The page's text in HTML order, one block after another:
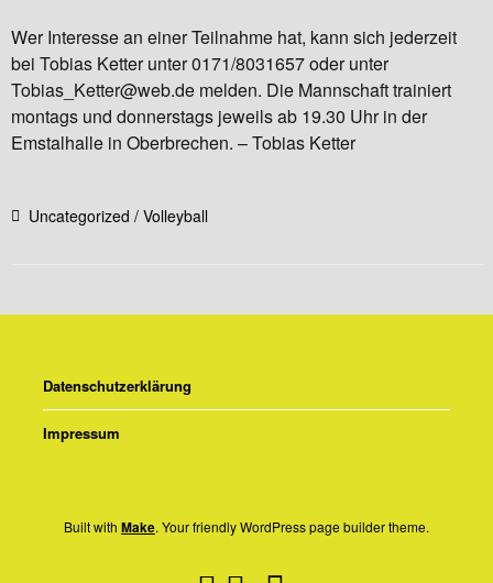
Wer Interesse an einer Teilnahme hat, kann sich jederzeit
bei Tobias Ketter unter 0171/8031657 oder unter
Tobias_Ketter@web.de melden. Die Mannschaft trainiert
montags und donnerstags jeweils ab 19.30 Uhr in der
Emstalhalle in Oberbrechen. – Tobias Ketter
Uncategorized Volleyball
Datenschutzerklärung
Impressum
Built with Make. Your friendly WordPress page builder theme.